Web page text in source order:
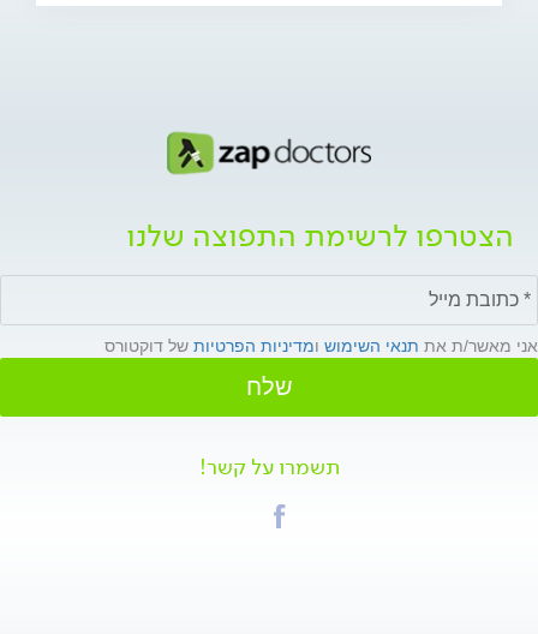
הצטרפו לרשימת התפוצה שלנו
אני מאשר/ת את תנאי השימוש ומדיניות הפרטיות של דוקטורס
שלח
תשמרו על קשר!